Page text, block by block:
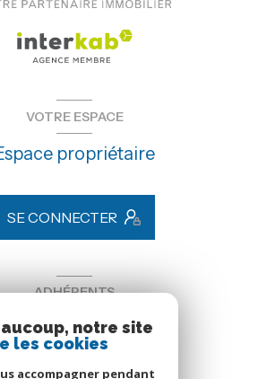
VOTRE ESPACE
propriétaire
SE CONNECTER
ADHÉRENTS
Nous adhérons
notre site
les cookies
accompagner pendant